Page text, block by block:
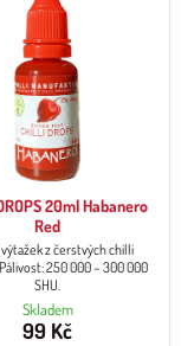
20ml Habanero
Red
z čerstvých chilli
250 000 – 300 000
SHU.
Skladem
99 Kč